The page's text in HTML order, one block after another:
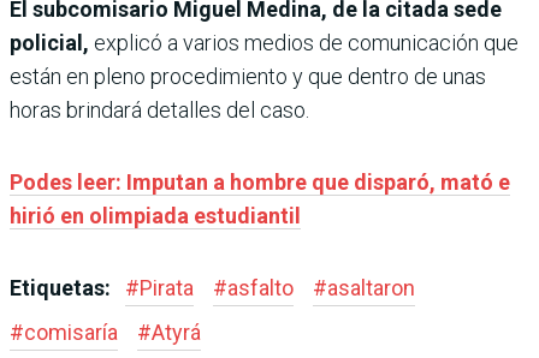
El subcomisario Miguel Medina, de la citada sede
policial, explicó a varios medios de comunicación que
están en pleno procedimiento y que dentro de unas
horas brindará detalles del caso.
Podes leer: Imputan a hombre que disparó, mató e
hirió en olimpiada estudiantil
Etiquetas: #Pirata #asfalto #asaltaron
#comisaría #Atyrá